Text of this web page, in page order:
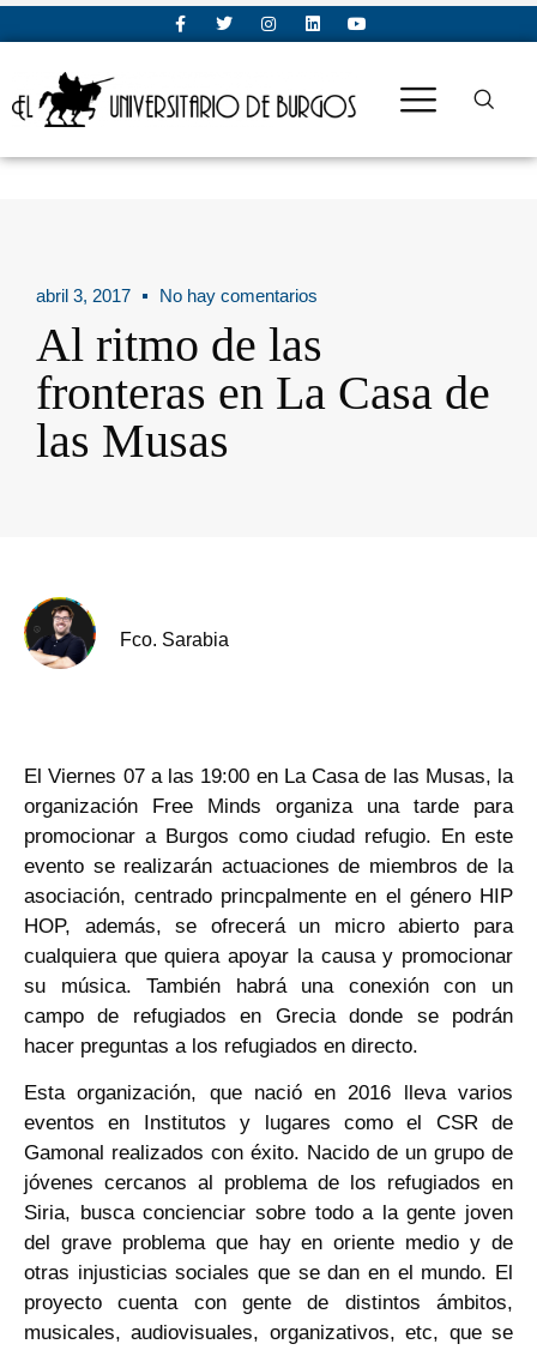
abril 3, 2017 No hay comentarios
Al ritmo de las
fronteras en La Casa de
las Musas
Fco. Sarabia
El Viernes 07 a las 19:00 en La Casa de las Musas, la
organización Free Minds organiza una tarde para
promocionar a Burgos como ciudad refugio. En este
evento se realizarán actuaciones de miembros de la
asociación, centrado princpalmente en el género HIP
HOP, además, se ofrecerá un micro abierto para
cualquiera que quiera apoyar la causa y promocionar
su música. También habrá una conexión con un
campo de refugiados en Grecia donde se podrán
hacer preguntas a los refugiados en directo.
Esta organización, que nació en 2016 lleva varios
eventos en Institutos y lugares como el CSR de
Gamonal realizados con éxito. Nacido de un grupo de
jóvenes cercanos al problema de los refugiados en
Siria, busca concienciar sobre todo a la gente joven
del grave problema que hay en oriente medio y de
otras injusticias sociales que se dan en el mundo. El
proyecto cuenta con gente de distintos ámbitos,
musicales, audiovisuales, organizativos, etc, que se